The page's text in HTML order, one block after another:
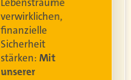
verwirklichen,
finanzielle
Sicherheit
stärken: Mit
unserer